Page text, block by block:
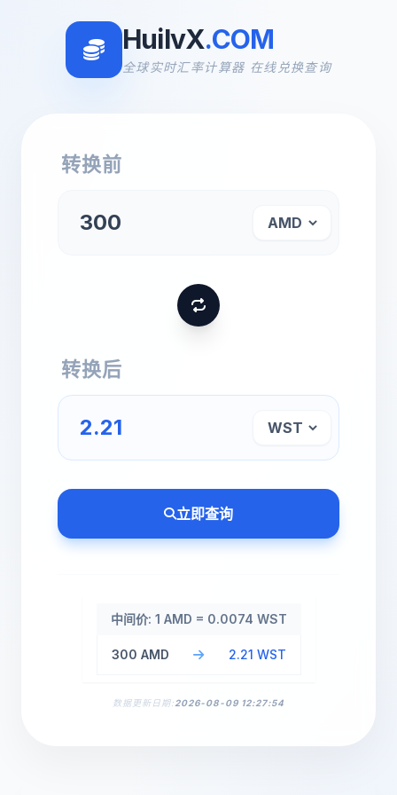
HuilvX.COM
全球实时汇率计算器 在线兑换查询
转换前
转换后
立即查询
中间价: 1 AMD = 0.0074 WST
300 AMD 2.21 WST
数据更新日期:2026-08-09 12:27:54